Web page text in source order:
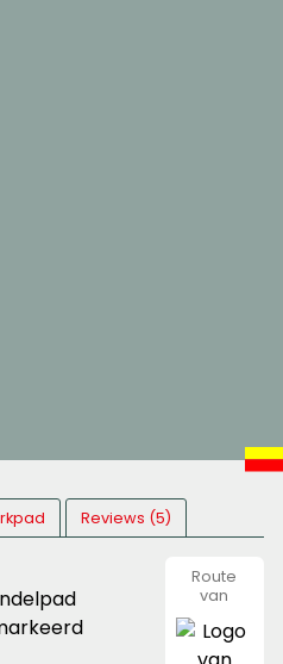
Reviews (5)
Route
van
&
KWbN